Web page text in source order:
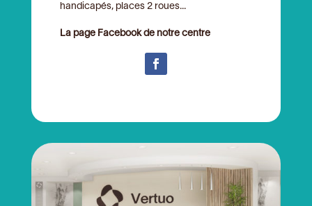
handicapés, places 2 roues...
La page Facebook de notre centre